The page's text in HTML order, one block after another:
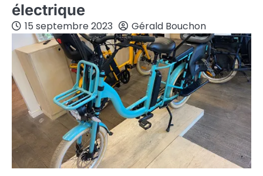
électrique
15 septembre 2023 Gérald Bouchon